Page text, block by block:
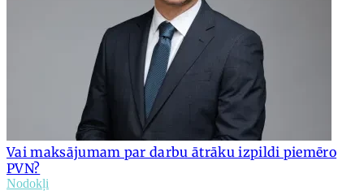
Vai maksājumam par darbu ātrāku izpildi piemēro
PVN?
Nodokļi